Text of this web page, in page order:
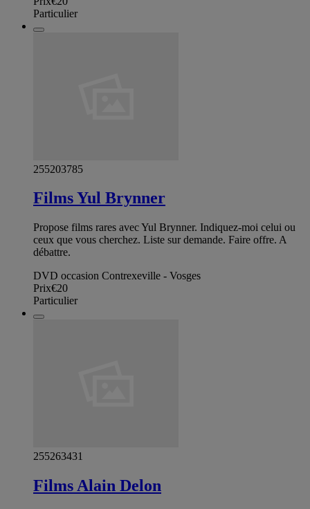
Particulier
255203785
Films Yul Brynner
Propose films rares avec Yul Brynner. Indiquez-moi celui ou
ceux que vous cherchez. Liste sur demande. Faire offre. A
débattre.
DVD occasion Contrexeville - Vosges
Prix€20
Particulier
255263431
Films Alain Delon